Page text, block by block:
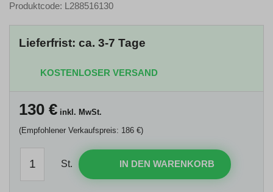
Produktcode: L288516130
Lieferfrist: ca. 3-7 Tage
KOSTENLOSER VERSAND
130 € inkl. MwSt.
(Empfohlener Verkaufspreis: 186 €)
St. IN DEN WARENKORB